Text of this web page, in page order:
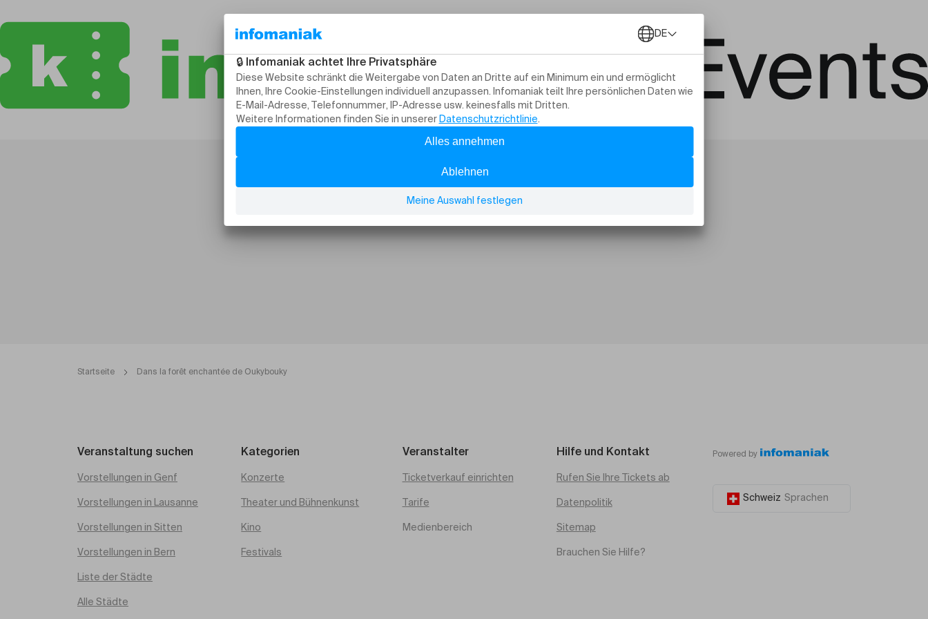
Startseite Dans la forêt enchantée de Oukybouky
Veranstaltung suchen
Vorstellungen in Genf
Vorstellungen in Lausanne
Vorstellungen in Sitten
Vorstellungen in Bern
Liste der Städte
Alle Städte
Kategorien
Konzerte
Theater und Bühnenkunst
Kino
Festivals
Veranstalter
Ticketverkauf einrichten
Tarife
Medienbereich
Hilfe und Kontakt
Rufen Sie Ihre Tickets ab
Datenpolitik
Sitemap
Brauchen Sie Hilfe?
Powered by
Schweiz Sprachen